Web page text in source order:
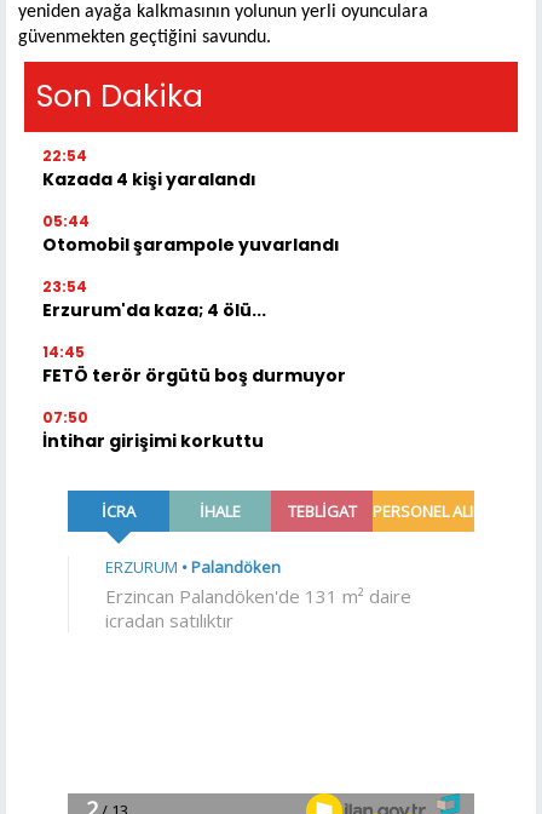
yeniden ayağa kalkmasının yolunun yerli oyunculara
güvenmekten geçtiğini savundu.
Son Dakika
22:54
Kazada 4 kişi yaralandı
05:44
Otomobil şarampole yuvarlandı
23:54
Erzurum'da kaza; 4 ölü...
14:45
FETÖ terör örgütü boş durmuyor
07:50
İntihar girişimi korkuttu